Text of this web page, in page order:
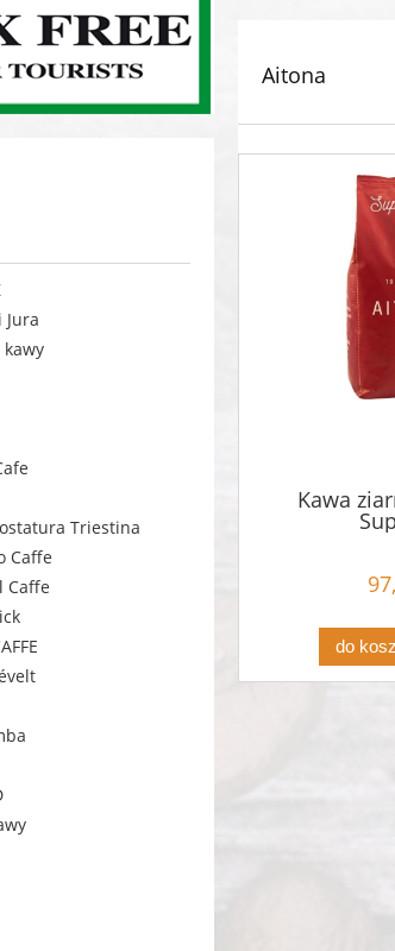
kawy
Triestina
Caffe
Caffe
Aitona
Kawa
do